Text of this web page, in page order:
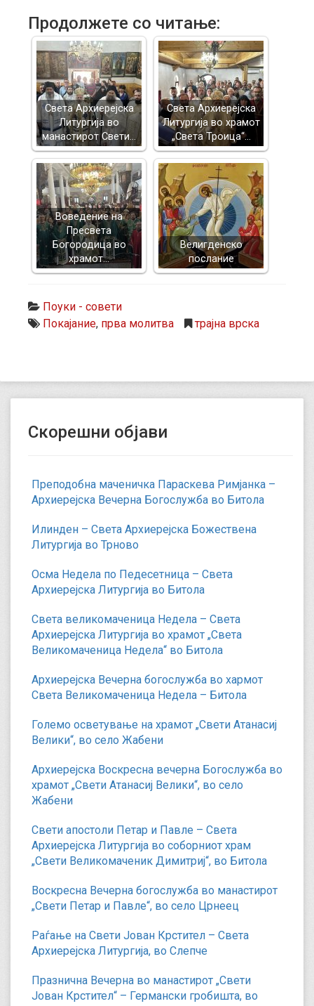
Продолжете со читање:
Света Архиерејска
Литургија во
манастирот Свети…
Света Архиерејска
Литургија во храмот
„Света Троица“…
Воведение на
Пресвета
Богородица во
храмот…
Велигденско
послание
Поуки - совети
Покајание, прва молитва трајна врска
Скорешни објави
Преподобна маченичка Параскева Римјанка –
Архиерејска Вечерна Богослужба во Битола
Илинден – Света Архиерејска Божествена
Литургија во Трново
Осма Недела по Педесетница – Света
Архиерејска Литургија во Битола
Света великомаченица Недела – Света
Архиерејска Литургија во храмот „Света
Великомаченица Недела“ во Битола
Архиерејска Вечерна богослужба во хармот
Света Великомаченица Недела – Битола
Големо осветување на храмот „Свети Атанасиј
Велики“, во село Жабени
Архиерејска Воскресна вечерна Богослужба во
храмот „Свети Атанасиј Велики“, во село
Жабени
Свети апостоли Петар и Павле – Света
Архиерејска Литургија во соборниот храм
„Свети Великомаченик Димитриј“, во Битола
Воскресна Вечерна богослужба во манастирот
„Свети Петар и Павле“, во село Црнеец
Раѓање на Свети Јован Крстител – Света
Архиерејска Литургија, во Слепче
Празнична Вечерна во манастирот „Свети
Јован Крстител“ – Германски гробишта, во